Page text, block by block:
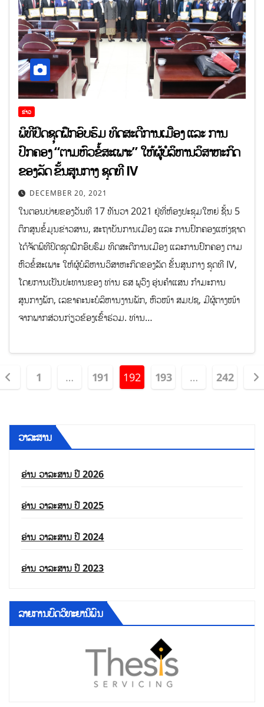
ຂ່າວ
ພິທີປິດຊຸດຝຶກອົບຮົມ ທິດສະດີການເມືອງ ແລະ ການ
ປົກຄອງ “ຕາມຫົວຂໍ້ສະເພາະ” ໃຫ້ຜູ້ບໍລິຫານວິສາຫະກິດ
ຂອງລັດ ຂັ້ນສູນກາງ ຊຸດທີ IV
DECEMBER 20, 2021
ໃນຕອນບ່າຍຂອງວັນທີ 17 ທັນວາ 2021 ຢູ່ທີ່ຫ້ອງປະຊຸມໃຫຍ່ ຊັ້ນ 5
ຕຶກສູນຂໍ້ມູນຂ່າວສານ, ສະຖາບັນການເມືອງ ແລະ ການປົກຄອງແຫ່ງຊາດ
ໄດ້ຈັດພິທີປິດຊຸດຝຶກອົບຮົມ ທິດສະດີການເມືອງ ແລະການປົກຄອງ ຕາມ
ຫົວຂໍ້ສະເພາະ ໃຫ້ຜູ້ບໍລິຫານວິສາຫະກິດຂອງລັດ ຂັ້ນສູນກາງ ຊຸດທີ IV,
ໂດຍການເປັນປະທານຂອງ ທ່ານ ຮສ ພູວົງ ອຸ່ນຄຳແສນ ກຳມະການ
ສູນກາງພັກ, ເລຂາຄະນະບໍລິຫານງານພັກ, ຫົວໜ້າ ສມປຊ, ມີຜູ້ຕາງໜ້າ
ຈາກພາກສ່ວນກ່ຽວຂ້ອງເຂົ້າຮ່ວມ. ທ່ານ…
1 … 191 192 193 … 242
ວາລະສານ
ອ່ານ ວາລະສານ ປີ 2026
ອ່ານ ວາລະສານ ປີ 2025
ອ່ານ ວາລະສານ ປີ 2024
ອ່ານ ວາລະສານ ປີ 2023
ລາຍການບົດວິທະຍານິພົນ